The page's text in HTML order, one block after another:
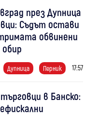
през Дупница
Съдът остави
обвинени
обир
Дупница Перник 17:57
в Банско: